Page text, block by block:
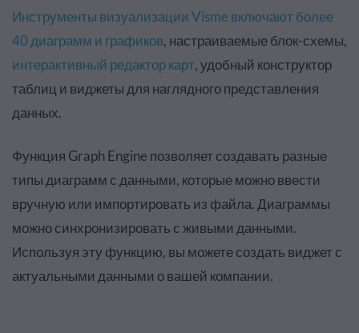
Инструменты визуализации Visme включают более
40 диаграмм и графиков, настраиваемые блок-схемы,
интерактивный редактор карт, удобный конструктор
таблиц и виджеты для наглядного представления
данных.
Функция Graph Engine позволяет создавать разные
типы диаграмм с данными, которые можно ввести
вручную или импортировать из файла. Диаграммы
можно синхронизировать с живыми данными.
Используя эту функцию, вы можете создать виджет с
актуальными данными о вашей компании.